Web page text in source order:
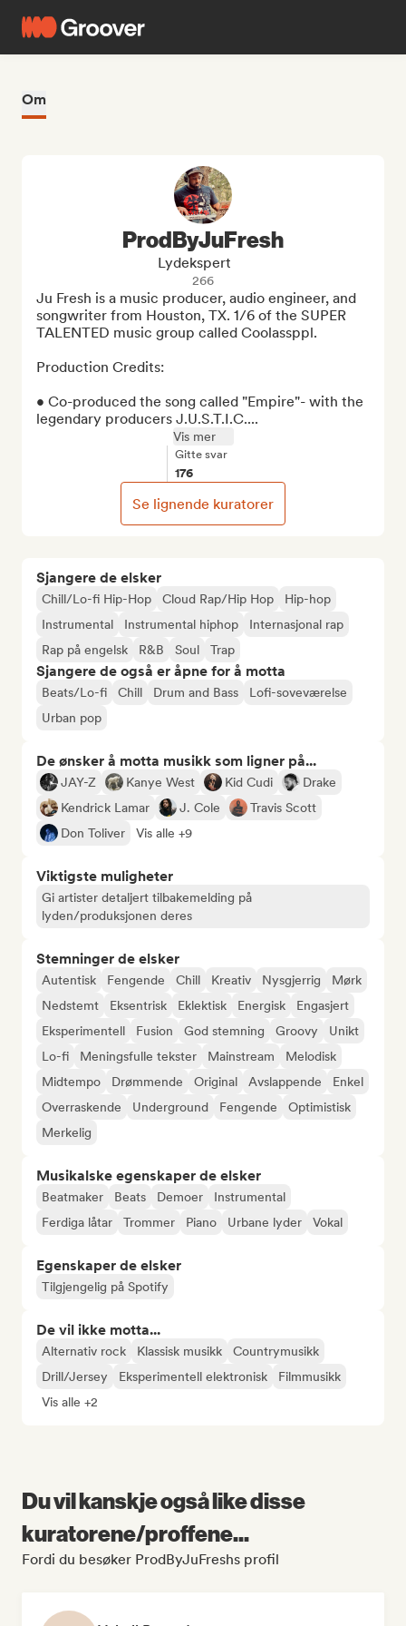
Om
Sjangere de elsker
Chill/Lo-fi Hip-Hop Cloud Rap/Hip Hop
Hip-hop
Instrumental
Instrumental hiphop
Internasjonal rap
Rap på engelsk
R&B Soul Trap
Sjangere de også er åpne for å motta
Beats/Lo-fi Chill Drum and Bass
Lofi-soveværelse
Urban pop
De ønsker å motta musikk som ligner på...
JAY-Z Kanye West Kid Cudi
Drake
Kendrick Lamar
J. Cole
Travis Scott
Don Toliver
Vis alle +9
Viktigste muligheter
Gi artister detaljert tilbakemelding på
lyden/produksjonen deres
Stemninger de elsker
Autentisk Fengende Chill Kreativ Nysgjerrig
Mørk
Nedstemt
Eksentrisk Eklektisk Energisk
Engasjert
Eksperimentell
Fusion God stemning Groovy
Unikt
Lo-fi
Meningsfulle tekster Mainstream
Melodisk
Midtempo
Drømmende Original Avslappende
Enkel
Overraskende
Underground Fengende
Optimistisk
Merkelig
Musikalske egenskaper de elsker
Beatmaker Beats Demoer
Instrumental
Ferdiga låtar
Trommer Piano Urbane lyder Vokal
Egenskaper de elsker
Tilgjengelig på Spotify
De vil ikke motta...
Alternativ rock Klassisk musikk
Countrymusikk
Drill/Jersey
Eksperimentell elektronisk
Filmmusikk
Vis alle +2
ProdByJuFresh
Lydekspert
266
Ju Fresh is a music producer, audio engineer, and
songwriter from Houston, TX. 1/6 of the SUPER
TALENTED music group called Coolassppl.
Production Credits:
• Co-produced the song called "Empire"- with the
legendary producers J.U.S.T.I.C....
Vis mer
Gitte svar
176
Se lignende kuratorer
Du vil kanskje også like disse
kuratorene/proffene...
Fordi du besøker ProdByJuFreshs profil